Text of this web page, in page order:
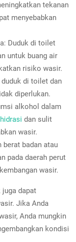
tekanan
menyebabkan
Duduk di toilet
untuk buang air
risiko wasir.
di toilet dan
diperlukan.
alkohol dalam
dan sulit
wasir.
berat badan atau
pada daerah perut
wasir.
dapat
Jika Anda
Anda mungkin
kondisi